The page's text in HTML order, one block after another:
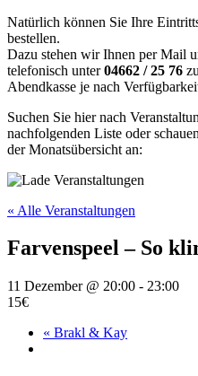
Natürlich können Sie Ihre
bestellen.
Dazu stehen wir Ihnen per Mail
telefonisch unter04662 / 25 76
Abendkasse je nach
Suchen Sie hier nach
nachfolgenden Liste oder
der Monatsübersicht an:
« Alle Veranstaltungen
Farvenspeel – So
11 Dezember @ 20:00 - 23:00
15€
« Brakl & Kay